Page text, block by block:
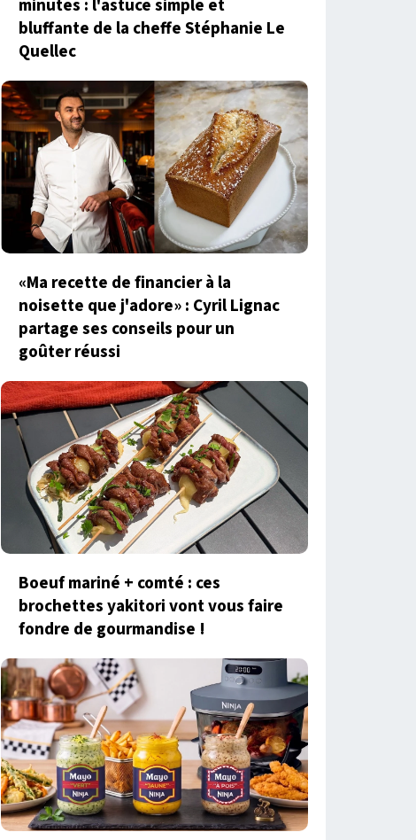
minutes : l'astuce simple et
bluffante de la cheffe Stéphanie Le
Quellec
«Ma recette de financier à la
noisette que j'adore» : Cyril Lignac
partage ses conseils pour un
goûter réussi
Boeuf mariné + comté : ces
brochettes yakitori vont vous faire
fondre de gourmandise !